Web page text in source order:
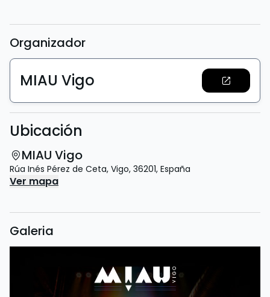
Organizador
MIAU Vigo
Ubicación
MIAU Vigo
Rúa Inés Pérez de Ceta, Vigo, 36201, España
Ver mapa
Galeria